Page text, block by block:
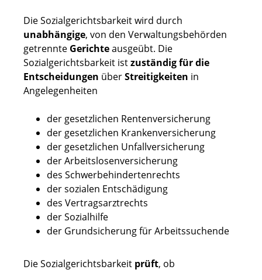
Die Sozialgerichtsbarkeit wird durch
unabhängige, von den Verwaltungsbehörden
getrennte Gerichteausgeübt. Die
Sozialgerichtsbarkeit istzuständig für die
Entscheidungen überStreitigkeiten in
Angelegenheiten
der gesetzlichen Rentenversicherung
der gesetzlichen Krankenversicherung
der gesetzlichen Unfallversicherung
der Arbeitslosenversicherung
des Schwerbehindertenrechts
der sozialen Entschädigung
des Vertragsarztrechts
der Sozialhilfe
der Grundsicherung für Arbeitssuchende
Die Sozialgerichtsbarkeit prüft, ob